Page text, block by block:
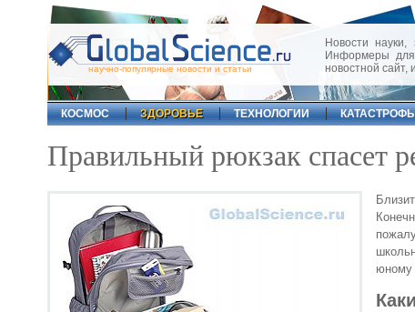
научно-популярные новости и статьи
Новости
Информеры для
новостной
КОСМОС
ЗДОРОВЬЕ ТЕХНОЛОГИИ
Правильный рюкзак спасет
юному